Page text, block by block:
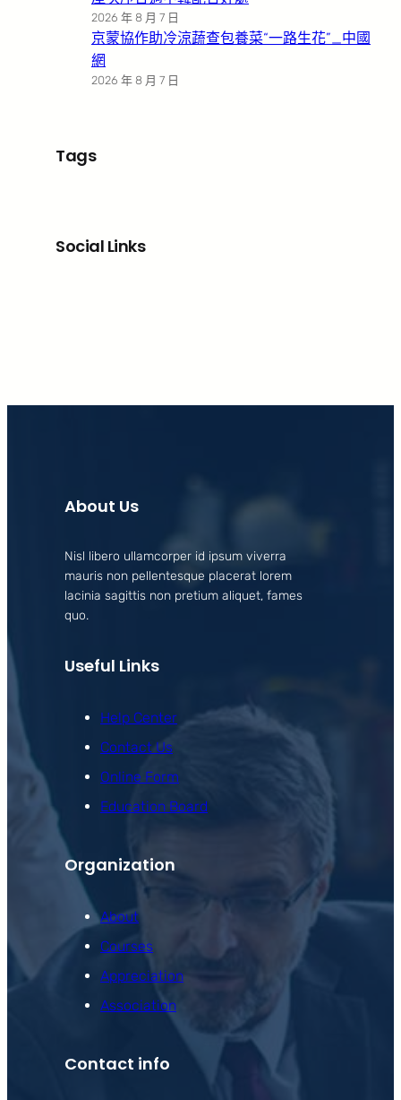
2026 年 8 月 7 日
京蒙協作助冷涼蔬查包養菜“一路生花”_中國
網
2026 年 8 月 7 日
Tags
Social Links
About Us
Nisl libero ullamcorper id ipsum viverra
mauris non pellentesque placerat lorem
lacinia sagittis non pretium aliquet, fames
quo.
Useful Links
Help Center
Contact Us
Online Form
Education Board
Organization
About
Courses
Appreciation
Association
Contact info